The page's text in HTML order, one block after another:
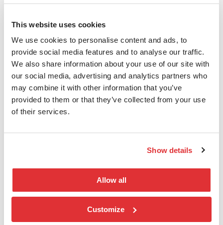
This website uses cookies
We use cookies to personalise content and ads, to
provide social media features and to analyse our traffic.
We also share information about your use of our site with
our social media, advertising and analytics partners who
may combine it with other information that you’ve
provided to them or that they’ve collected from your use
of their services.
Show details
Allow all
Customize
sikker, sømløs og effektiv måte.
Relevant innhold
Trådløst nettverk (WLAN)
Sikker nettverksinfrastruktur
Referanser